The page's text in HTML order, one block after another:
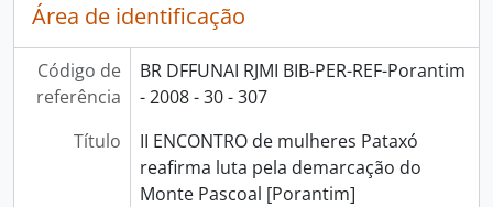
Área de identificação
Código de
referência
BR DFFUNAI RJMI BIB-PER-REF-Porantim
- 2008 - 30 - 307
Título
II ENCONTRO de mulheres Pataxó
reafirma luta pela demarcação do
Monte Pascoal [Porantim]